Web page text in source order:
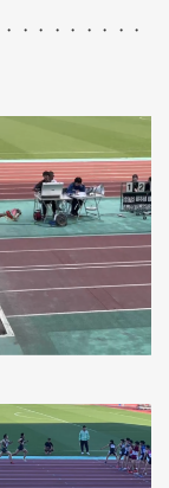
・・・・・・・・